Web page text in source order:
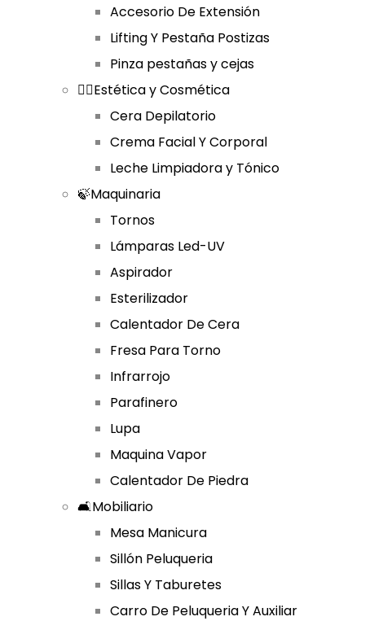
Accesorio De Extensión
Lifting Y Pestaña Postizas
Pinza pestañas y cejas
🧘‍♀️Estética y Cosmética
Cera Depilatorio
Crema Facial Y Corporal
Leche Limpiadora y Tónico
🍃Maquinaria
Tornos
Lámparas Led-UV
Aspirador
Esterilizador
Calentador De Cera
Fresa Para Torno
Infrarrojo
Parafinero
Lupa
Maquina Vapor
Calentador De Piedra
🛋️Mobiliario
Mesa Manicura
Sillón Peluqueria
Sillas Y Taburetes
Carro De Peluqueria Y Auxiliar